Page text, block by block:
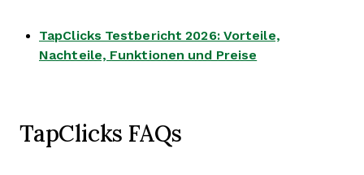
TapClicks Testbericht 2026: Vorteile,
Nachteile, Funktionen und Preise
TapClicks FAQs